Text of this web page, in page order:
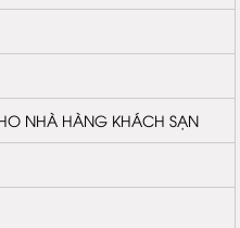
NHÀ HÀNG KHÁCH SẠN